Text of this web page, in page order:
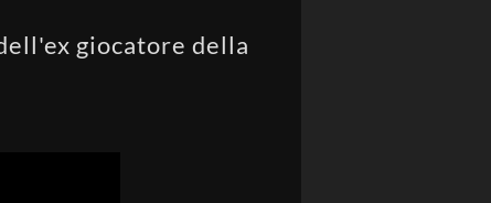
giocatore della